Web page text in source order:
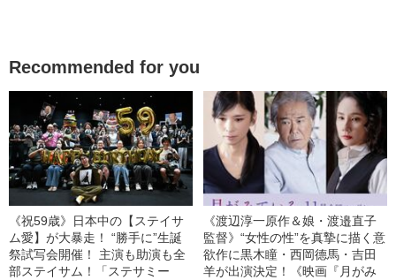
Recommended for you
《祝59歳》日本中の【ステイサ
ム愛】が大暴走！ “勝手に”生誕
祭試写会開催！ 主演も助演も全
部ステイサム！「ステサミー
《渡辺淳一原作＆娘・渡邉直子
監督》“女性の性”を真摯に描く意
欲作に黒木瞳・西岡德馬・吉田
羊が出演決定！《映画『月がみ